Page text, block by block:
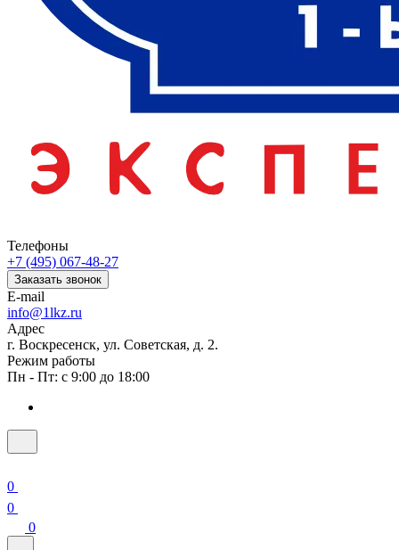
Телефоны
+7 (495) 067-48-27
Заказать звонок
E-mail
info@1lkz.ru
Адрес
г. Воскресенск, ул. Советская, д. 2.
Режим работы
Пн - Пт: с 9:00 до 18:00
0
0
0